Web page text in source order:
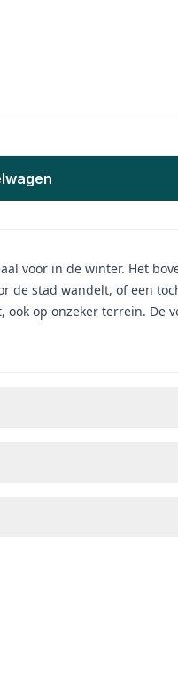
voor in de winter. Het
stad wandelt, of een
op onzeker terrein. De